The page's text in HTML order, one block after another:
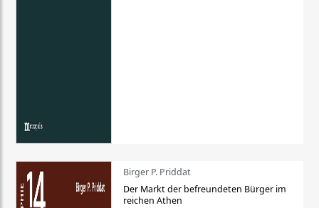
Birger P. Priddat
Der Markt der befreundeten Bürger im
reichen Athen